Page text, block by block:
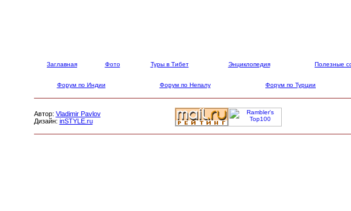
Заглавная Фото Туры в Тибет Энциклопедия Полезные
Форум по Индии Форум по Непалу Форум по Турции
Автор: Vladimir Pavlov
Дизайн: inSTYLE.ru